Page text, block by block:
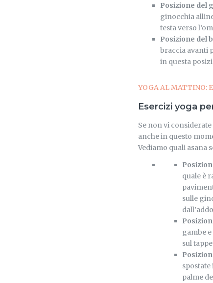
Posizione del
ginocchia
testa verso
Posizione del
braccia avanti
in questa
YOGA AL MATTINO:
Esercizi yoga
Se non vi
anche in questo
Vediamo quali asana
quale è
sulle
gambe
sul
palme